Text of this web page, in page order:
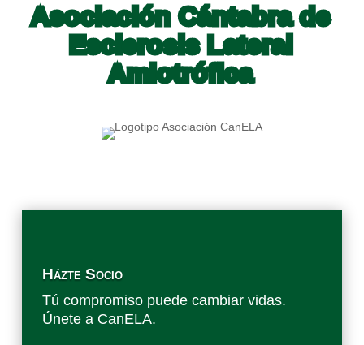
Asociación Cántabra de
Esclerosis Lateral
Amiotrófica
Házte Socio
Tú compromiso puede cambiar vidas.
Únete a CanELA.